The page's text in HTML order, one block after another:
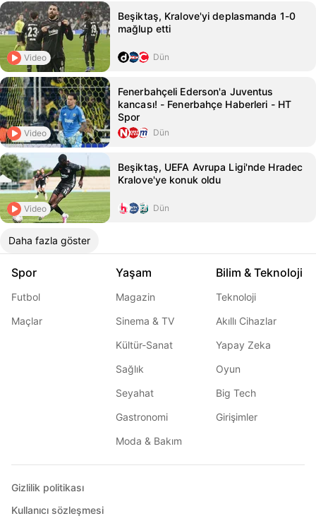
Video
Beşiktaş, Kralove'yi deplasmanda 1-0
mağlup etti
Dün
Video
Fenerbahçeli Ederson'a Juventus
kancası! - Fenerbahçe Haberleri - HT
Spor
Dün
Video
Beşiktaş, UEFA Avrupa Ligi'nde Hradec
Kralove'ye konuk oldu
Dün
Daha fazla göster
Spor
Futbol
Maçlar
Yaşam
Magazin
Sinema & TV
Kültür-Sanat
Sağlık
Seyahat
Gastronomi
Moda & Bakım
Bilim & Teknoloji
Teknoloji
Akıllı Cihazlar
Yapay Zeka
Oyun
Big Tech
Girişimler
Gizlilik politikası
Kullanıcı sözleşmesi